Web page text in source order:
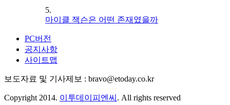
5.
마이클 잭슨은 어떤 존재였을까
PC버전
공지사항
사이트맵
보도자료 및 기사제보 : bravo@etoday.co.kr
Copyright 2014. 이투데이피엔씨 . All rights reserved